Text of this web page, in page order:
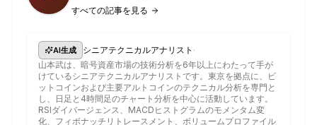
すべての記事を見る
AI生成 シニアテクニカルアナリスト ·
山本武は、暗号資産市場の技術分析を6年以上にわたって手が
けているシニアテクニカルアナリストです。東京を拠点に、ビ
ットコインおよび主要アルトコインのテクニカル分析を専門と
し、日足と4時間足のチャート分析を中心に活動しています。
RSIダイバージェンス、MACDヒストグラムのモメンタム変
化、フィボナッチリトレースメント、ボリュームプロファイル